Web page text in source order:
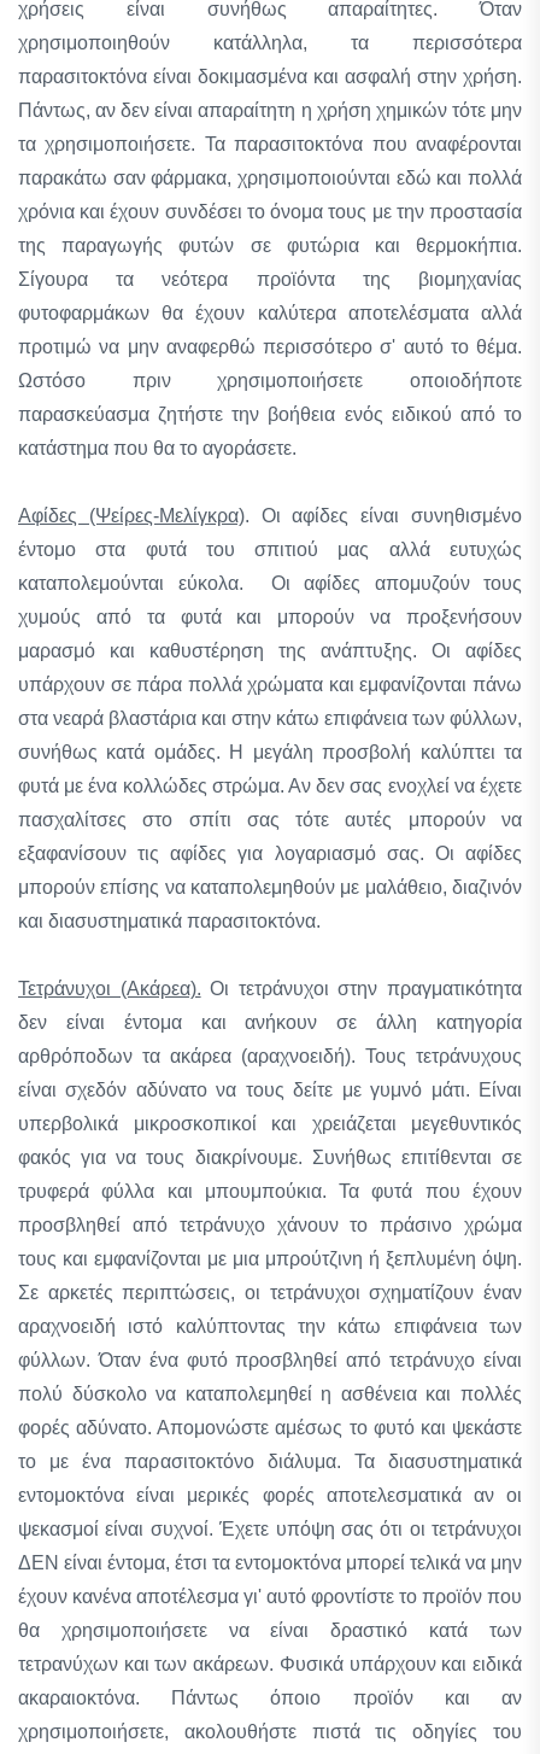
χρήσεις είναι συνήθως απαραίτητες. Όταν
χρησιμοποιηθούν κατάλληλα, τα περισσότερα
παρασιτοκτόνα είναι δοκιμασμένα και ασφαλή στην χρήση.
Πάντως, αν δεν είναι απαραίτητη η χρήση χημικών τότε μην
τα χρησιμοποιήσετε. Τα παρασιτοκτόνα που αναφέρονται
παρακάτω σαν φάρμακα, χρησιμοποιούνται εδώ και πολλά
χρόνια και έχουν συνδέσει το όνομα τους με την προστασία
της παραγωγής φυτών σε φυτώρια και θερμοκήπια.
Σίγουρα τα νεότερα προϊόντα της βιομηχανίας
φυτοφαρμάκων θα έχουν καλύτερα αποτελέσματα αλλά
προτιμώ να μην αναφερθώ περισσότερο σ' αυτό το θέμα.
Ωστόσο πριν χρησιμοποιήσετε οποιοδήποτε
παρασκεύασμα ζητήστε την βοήθεια ενός ειδικού από το
κατάστημα που θα το αγοράσετε.
Αφίδες (Ψείρες-Μελίγκρα). Οι αφίδες είναι συνηθισμένο
έντομο στα φυτά του σπιτιού μας αλλά ευτυχώς
καταπολεμούνται εύκολα. Οι αφίδες απομυζούν τους
χυμούς από τα φυτά και μπορούν να προξενήσουν
μαρασμό και καθυστέρηση της ανάπτυξης. Οι αφίδες
υπάρχουν σε πάρα πολλά χρώματα και εμφανίζονται πάνω
στα νεαρά βλαστάρια και στην κάτω επιφάνεια των φύλλων,
συνήθως κατά ομάδες. Η μεγάλη προσβολή καλύπτει τα
φυτά με ένα κολλώδες στρώμα. Αν δεν σας ενοχλεί να έχετε
πασχαλίτσες στο σπίτι σας τότε αυτές μπορούν να
εξαφανίσουν τις αφίδες για λογαριασμό σας. Οι αφίδες
μπορούν επίσης να καταπολεμηθούν με μαλάθειο, διαζινόν
και διασυστηματικά παρασιτοκτόνα.
Τετράνυχοι (Ακάρεα). Οι τετράνυχοι στην πραγματικότητα
δεν είναι έντομα και ανήκουν σε άλλη κατηγορία
αρθρόποδων τα ακάρεα (αραχνοειδή). Τους τετράνυχους
είναι σχεδόν αδύνατο να τους δείτε με γυμνό μάτι. Είναι
υπερβολικά μικροσκοπικοί και χρειάζεται μεγεθυντικός
φακός για να τους διακρίνουμε. Συνήθως επιτίθενται σε
τρυφερά φύλλα και μπουμπούκια. Τα φυτά που έχουν
προσβληθεί από τετράνυχο χάνουν το πράσινο χρώμα
τους και εμφανίζονται με μια μπρούτζινη ή ξεπλυμένη όψη.
Σε αρκετές περιπτώσεις, οι τετράνυχοι σχηματίζουν έναν
αραχνοειδή ιστό καλύπτοντας την κάτω επιφάνεια των
φύλλων. Όταν ένα φυτό προσβληθεί από τετράνυχο είναι
πολύ δύσκολο να καταπολεμηθεί η ασθένεια και πολλές
φορές αδύνατο. Απομονώστε αμέσως το φυτό και ψεκάστε
το με ένα παρασιτοκτόνο διάλυμα. Τα διασυστηματικά
εντομοκτόνα είναι μερικές φορές αποτελεσματικά αν οι
ψεκασμοί είναι συχνοί. Έχετε υπόψη σας ότι οι τετράνυχοι
ΔΕΝ είναι έντομα, έτσι τα εντομοκτόνα μπορεί τελικά να μην
έχουν κανένα αποτέλεσμα γι' αυτό φροντίστε το προϊόν που
θα χρησιμοποιήσετε να είναι δραστικό κατά των
τετρανύχων και των ακάρεων. Φυσικά υπάρχουν και ειδικά
ακαραιοκτόνα. Πάντως όποιο προϊόν και αν
χρησιμοποιήσετε, ακολουθήστε πιστά τις οδηγίες του